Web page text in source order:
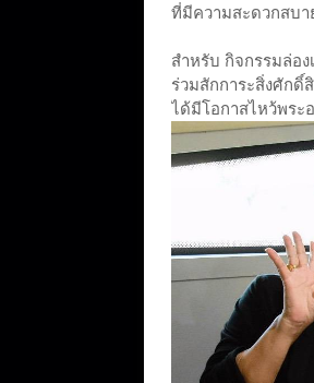
ที่มีความสะดวกสบ
สำหรับ กิจกรรมล่อง
ร่วมสักการะสิ่งศักดิ์
ได้มีโอกาสไหว้พระ